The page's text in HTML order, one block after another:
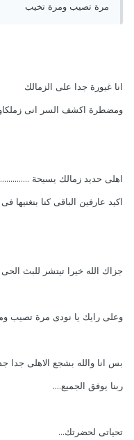
مرة تصيب ومرة تخيب
انا غيورة جدا على الزمالك
ومضطرة اكشف السر انى
اهلى حديد زمالك يسيحة
اكيد عارفين الباقى كنا بنغنيها
جزاك الله خيرا تيتشر للبث الحى
وعلى رايك يا نودى مرة تصيب
بس انا والله بشجع الاهلى جدا
ربنا يوفق الجميع....
تحياتى لحضرتك...